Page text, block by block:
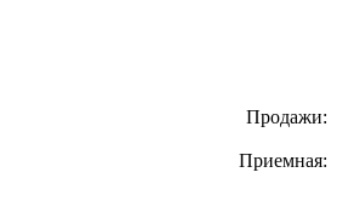
Продажи:
Приемная: